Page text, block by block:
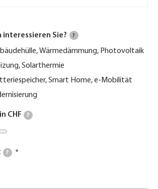
interessieren Sie? ?
Wärmedämmung, Photovoltaik
Solarthermie
Smart Home, e-Mobilität
CHF ?
?